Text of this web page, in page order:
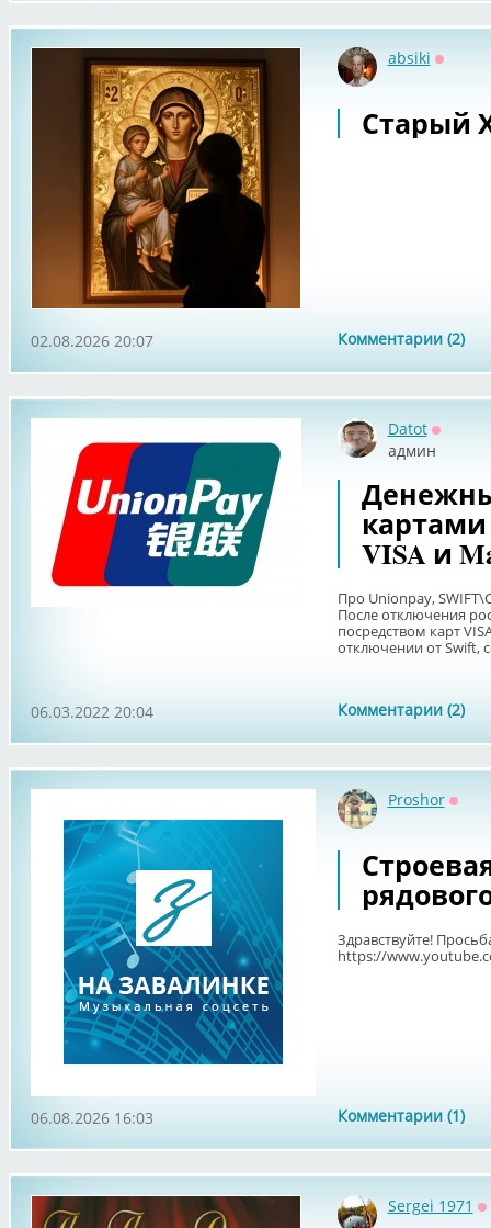
absiki
Старый
Комментарии (2)
02.08.2026 20:07
Datot
админ
картами
VISA и
Про Unionpay,
После отключения
посредством карт
отключении от Swift,
Комментарии (2)
06.03.2022 20:04
Proshor
Здравствуйте!
https://
Комментарии (1)
06.08.2026 16:03
Sergei 1971